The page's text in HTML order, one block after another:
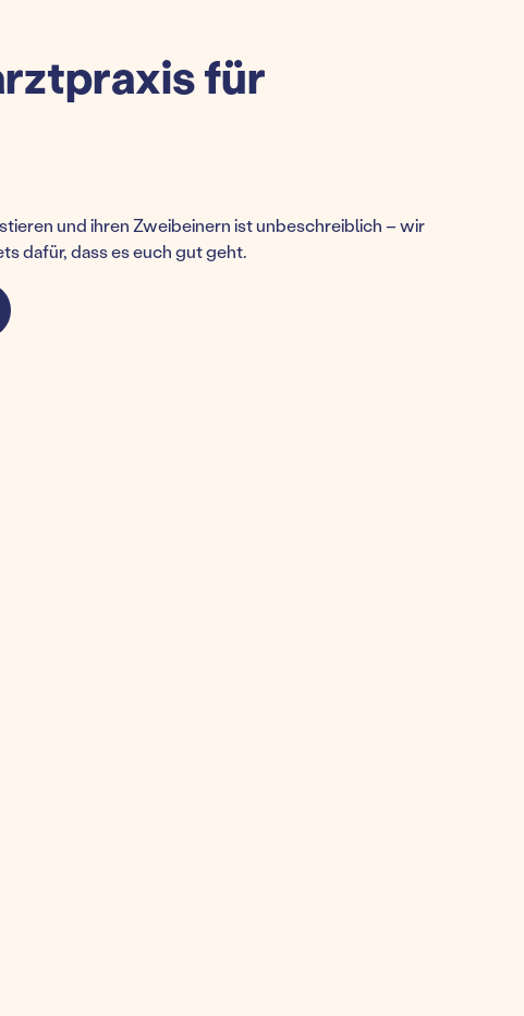
für
und ihren Zweibeinern ist unbeschreiblich – wir
dafür, dass es euch gut geht.